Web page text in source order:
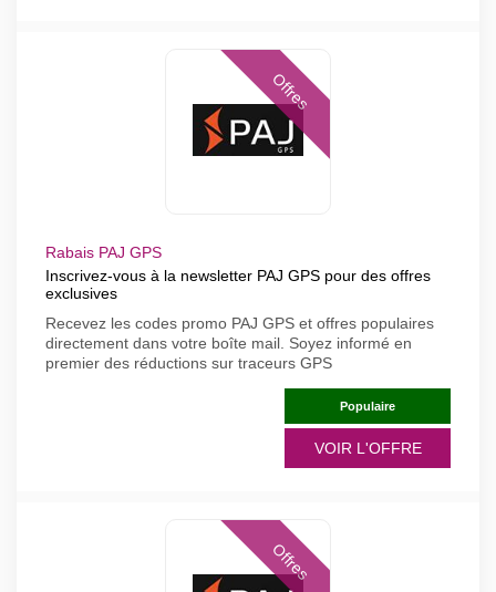
Offres
Rabais PAJ GPS
Inscrivez-vous à la newsletter PAJ GPS pour des offres
exclusives
Recevez les codes promo PAJ GPS et offres populaires
directement dans votre boîte mail. Soyez informé en
premier des réductions sur traceurs GPS
Populaire
VOIR L'OFFRE
Offres